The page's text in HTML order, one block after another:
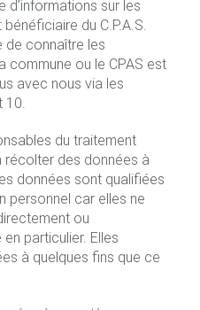
d’informations sur les
du C.P.A.S.
de connaître les
commune ou le CPAS est
avec nous via les
du traitement
récolter des données à
données sont qualifiées
personnel car elles ne
ou
particulier. Elles
à quelques fins que ce